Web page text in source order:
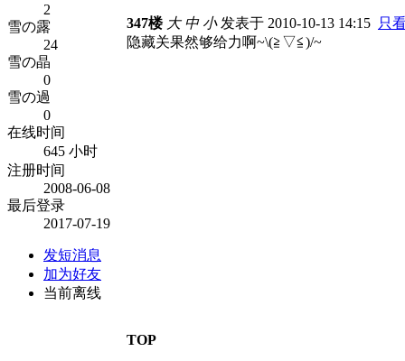
2
雪の露
24
雪の晶
0
雪の過
0
在线时间
645 小时
注册时间
2008-06-08
最后登录
2017-07-19
发短消息
加为好友
当前离线
347楼 大 中 小发表于 2010-10-13 14:15 只
隐藏关果然够给力啊~\(≧▽≦)/~
TOP